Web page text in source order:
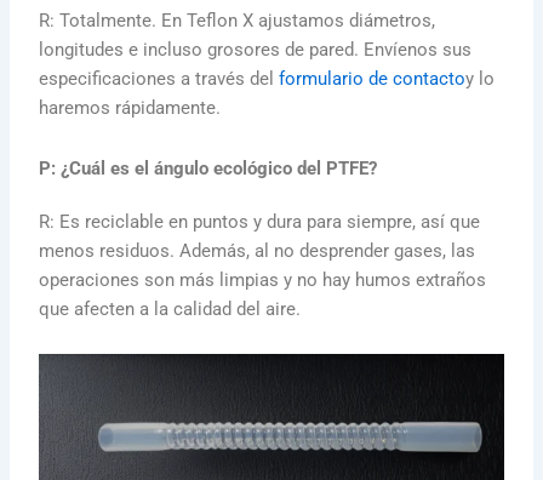
R: Totalmente. En Teflon X ajustamos diámetros,
longitudes e incluso grosores de pared. Envíenos sus
especificaciones a través delformulario de contactoy lo
haremos rápidamente.
P: ¿Cuál es el ángulo ecológico del PTFE?
R: Es reciclable en puntos y dura para siempre, así que
menos residuos. Además, al no desprender gases, las
operaciones son más limpias y no hay humos extraños
que afecten a la calidad del aire.